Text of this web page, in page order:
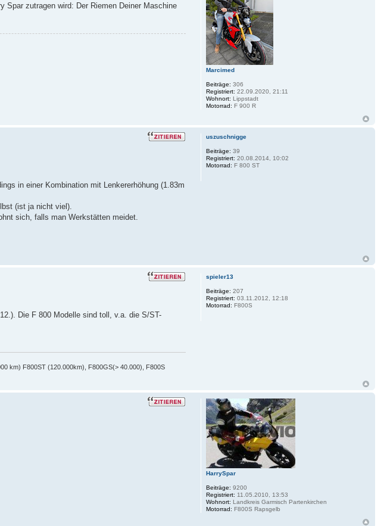
Spar zutragen wird: Der Riemen Deiner Maschine
Marcimed
Beiträge: 306
Registriert: 22.09.2020, 21:11
Wohnort: Lippstadt
Motorrad: F 900 R
in einer Kombination mit Lenkererhöhung (1.83m
(ist ja nicht viel).
sich, falls man Werkstätten meidet.
uszuschnigge
Beiträge: 39
Registriert: 20.08.2014, 10:02
Motorrad: F 800 ST
Die F 800 Modelle sind toll, v.a. die S/ST-
km) F800ST (120.000km), F800GS(> 40.000), F800S
spieler13
Beiträge: 207
Registriert: 03.11.2012, 12:18
Motorrad: F800S
HarrySpar
Beiträge: 9200
Registriert: 11.05.2010, 13:53
Wohnort: Landkreis Garmisch Partenkirchen
Motorrad: F800S Rapsgelb